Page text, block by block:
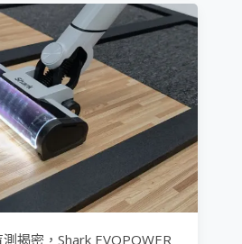
揭密，Shark EVOPOWER